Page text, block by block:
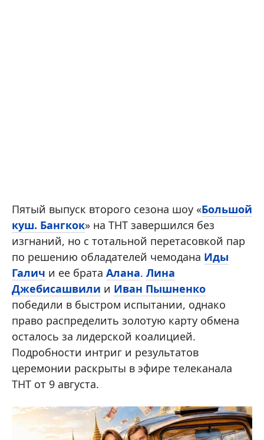
Пятый выпуск второго сезона шоу «Большой
куш. Бангкок» на ТНТ завершился без
изгнаний, но с тотальной перетасовкой пар
по решению обладателей чемодана Иды
Галич и ее брата Алана. Лина
Джебисашвили и Иван Пышненко
победили в быстром испытании, однако
право распределить золотую карту обмена
осталось за лидерской коалицией.
Подробности интриг и результатов
церемонии раскрыты в эфире телеканала
ТНТ от 9 августа.